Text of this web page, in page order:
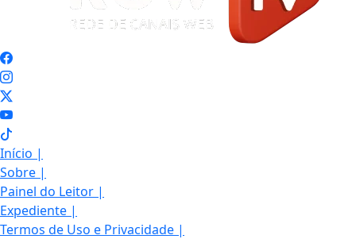
Início |
Sobre |
Painel do Leitor |
Expediente |
Termos de Uso e Privacidade |